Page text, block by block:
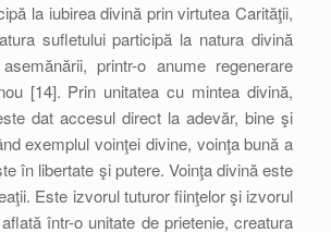
la iubirea divină prin virtutea Carităţii,
sufletului participă la natura divină
printr-o anume regenerare
[14]. Prin unitatea cu mintea divină,
dat accesul direct la adevăr, bine şi
exemplul voinţei divine, voinţa bună a
în libertate şi putere. Voinţa divină este
Este izvorul tuturor fiinţelor şi izvorul
într-o unitate de prietenie, creatura